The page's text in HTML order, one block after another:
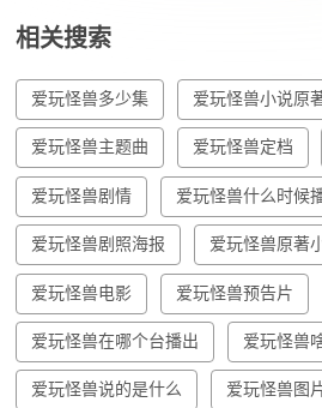
相关搜索
爱玩怪兽多少集 爱玩怪兽小说原
爱玩怪兽主题曲 爱玩怪兽定档
爱玩怪兽剧情 爱玩怪兽什么时候
爱玩怪兽剧照海报 爱玩怪兽原著
爱玩怪兽电影 爱玩怪兽预告片
爱玩怪兽在哪个台播出 爱玩怪兽
爱玩怪兽说的是什么 爱玩怪兽图